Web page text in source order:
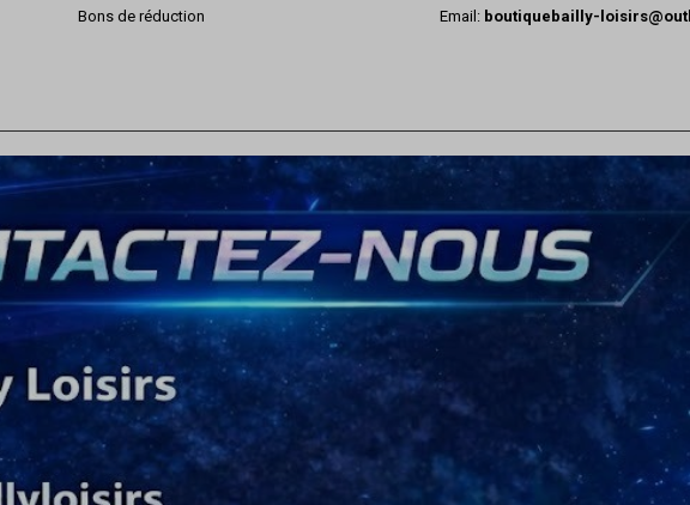
Bons de réduction
Email: boutiquebailly-